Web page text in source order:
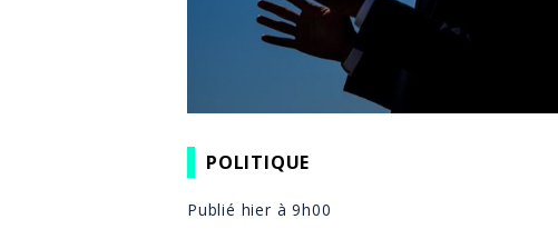
POLITIQUE
Publié hier à 9h00